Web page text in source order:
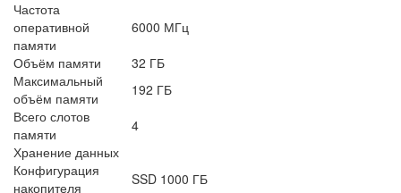
Частота
оперативной
памяти
6000 МГц
Объём памяти
32 ГБ
Максимальный
объём памяти
192 ГБ
Всего слотов
памяти
4
Хранение данных
Конфигурация
накопителя
SSD 1000 ГБ